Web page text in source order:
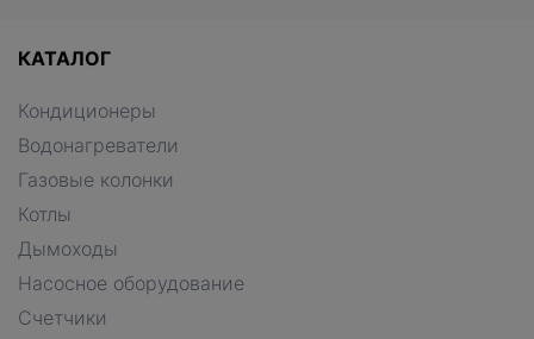
КАТАЛОГ
Кондиционеры
Водонагреватели
Газовые колонки
Котлы
Дымоходы
Насосное оборудование
Счетчики